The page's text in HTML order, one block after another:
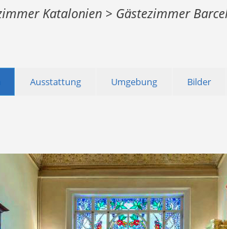
Katalonien > Gästezimmer
Ausstattung Umgebung Bilder